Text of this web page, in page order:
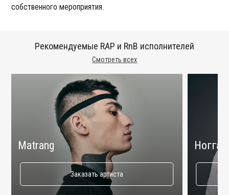
собственного мероприятия.
Смотреть всех
Рекомендуемые RAP и RnB исполнителей
Matrang
Заказать артиста